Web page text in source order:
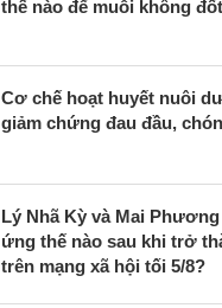
thế nào để muỗi không đốt
Cơ chế hoạt huyết nuôi
giảm chứng đau đầu,
Lý Nhã Kỳ và Mai
ứng thế nào sau khi trở
trên mạng xã hội tối 5/8?